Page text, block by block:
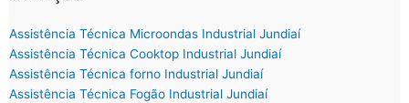
Assistência Técnica Microondas Industrial Jundiaí
Assistência Técnica Cooktop Industrial Jundiaí
Assistência Técnica forno Industrial Jundiaí
Assistência Técnica Fogão Industrial Jundiaí